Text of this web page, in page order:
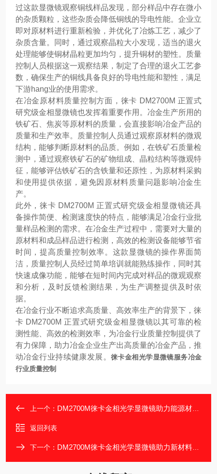
过这款显微镜观察铜线样品发现，部分样品中存在微小
的杂质颗粒，这些杂质会降低铜线的导电性能。企业立
即对原材料进行重新检验，并优化了冶炼工艺，减少了
杂质含量。同时，通过观察晶粒大小发现，适当的退火
处理能够使铜材晶粒更加均匀，提升铜材的塑性。质量
控制人员根据这一观察结果，制定了合理的退火工艺参
数，确保生产的铜线具备良好的导电性能和塑性，满足
下游hang业的使用需求。
在冶金原材料质量控制方面，徕卡 DM2700M 正置式
研究级金相显微镜也发挥着重要作用。冶金生产所用的
铁矿石、焦炭等原材料的质量，会直接影响冶金产品的
质量和生产效率。质量控制人员通过观察原材料的微观
结构，能够判断原材料的品质。例如，在铁矿石质量检
测中，通过观察铁矿石的矿物组成、晶粒结构等微观特
征，能够评估铁矿石的含铁量和还原性，为原材料采购
和使用提供依据，避免因原材料质量问题影响冶金生
产。
此外，徕卡 DM2700M 正置式研究级金相显微镜还具
备操作简便、检测速度快的特点，能够满足冶金行业批
量样品检测的需求。在冶金生产过程中，需要对大量的
原材料和成品样品进行检测，高效的检测设备能够节省
时间，提高质量控制效率。这款显微镜的操作界面简
洁，质量控制人员经过简单培训就能熟练操作，同时其
快速成像功能，能够在短时间内完成对样品的微观观察
和分析，及时反馈检测结果，为生产调整提供及时依
据。
在冶金行业不断追求高质量、高效率生产的背景下，徕
卡 DM2700M 正置式研究级金相显微镜以其可靠的检
测性能、高效的检测效率，为冶金行业质量控制提供了
有力保障，助力冶金企业生产出高质量的冶金产品，推
动冶金行业持续健康发展。 徕卡金相光学显微镜服务冶金
行业质量控制
上一个： DM2700M徕卡金相光学显微镜助力能源材料研究
返回列表
下一个： DM2700M徕卡金相光学显微镜助力新材料探索